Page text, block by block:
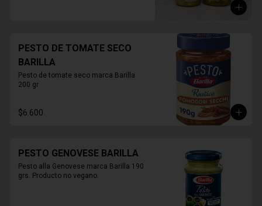
PESTO DE TOMATE SECO
BARILLA
Pesto de tomate seco marca Barilla
200 gr
$6.600
PESTO GENOVESE BARILLA
Pesto alla Genovese marca Barilla 190
grs. Producto no vegano.